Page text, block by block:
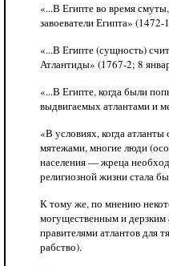
«...В Египте во время
завоеватели Египта»
«...В Египте (сущность)
Атлантиды» (1767-2; 8
«...В Египте, когда были
выдвигаемых атлантами и
«В условиях, когда
мятежами, многие люди
населения — жреца
религиозной жизни стала
К тому же, по мнению
могущественным и дерзким
правителями атлантов для
рабство).